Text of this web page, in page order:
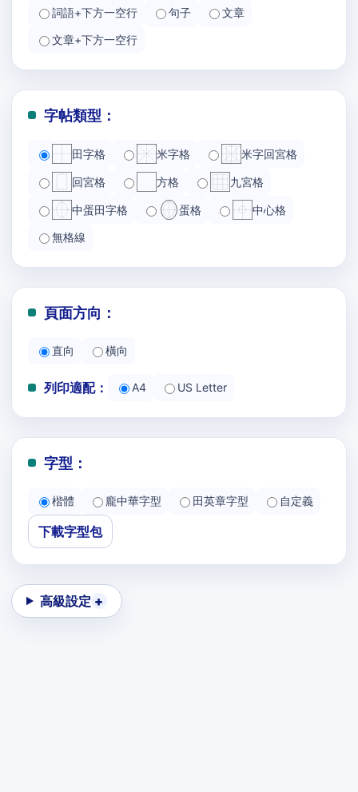
詞語+下方一空行
句子
文章
文章+下方一空行
字帖類型：
田字格 米字格 米字回宮格
回宮格 方格 九宮格
中蛋田字格 蛋格 中心格
無格線
頁面方向：
直向 橫向
列印適配： A4 US Letter
字型：
楷體 龐中華字型 田英章字型 自定義
下載字型包
高級設定